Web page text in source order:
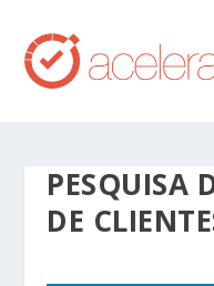
PESQUISA
DE